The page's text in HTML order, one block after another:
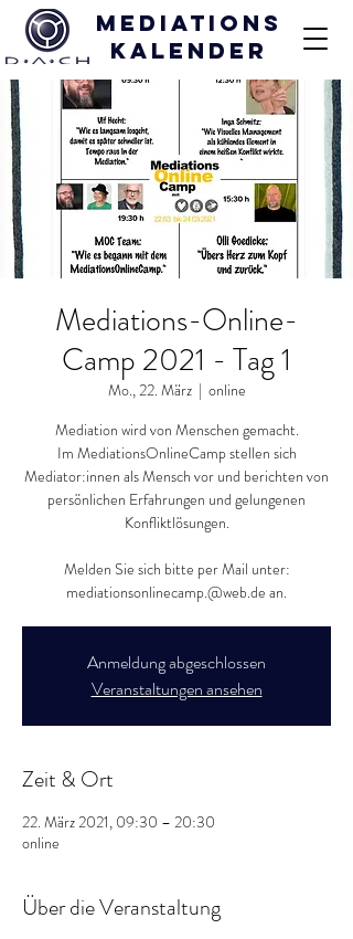
Mediations
kalender
Mediations-Online-
Camp 2021 - Tag 1
Mo., 22. März
  |
online
Mediation wird von Menschen gemacht.
Im MediationsOnlineCamp stellen sich
Mediator:innen als Mensch vor und berichten von
persönlichen Erfahrungen und gelungenen
Konfliktlösungen.
Melden Sie sich bitte per Mail unter:
mediationsonlinecamp.@web.de an.
Anmeldung abgeschlossen
Veranstaltungen ansehen
Zeit & Ort
22. März 2021, 09:30 – 20:30
online
Über die Veranstaltung